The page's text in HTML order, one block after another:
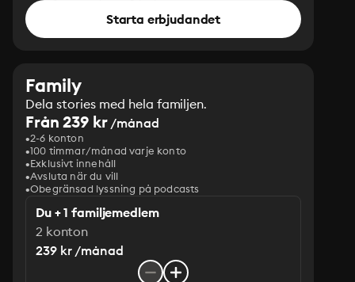
Starta erbjudandet
Family
Dela stories med hela familjen.
Från 239 kr/månad
2-6 konton
100 timmar/månad varje konto
Exklusivt innehåll
Avsluta när du vill
Obegränsad lyssning på podcasts
Du + 1 familjemedlem
2 konton
239 kr /månad